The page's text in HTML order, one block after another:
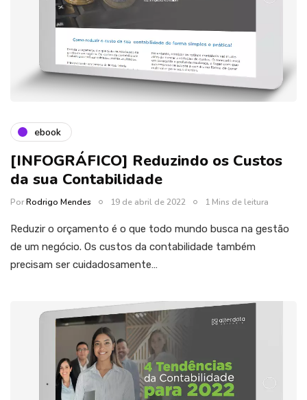
ebook
[INFOGRÁFICO] Reduzindo os Custos
da sua Contabilidade
PorRodrigo Mendes 19 de abril de 2022 1 Mins de leitura
Reduzir o orçamento é o que todo mundo busca na gestão
de um negócio. Os custos da contabilidade também
precisam ser cuidadosamente…